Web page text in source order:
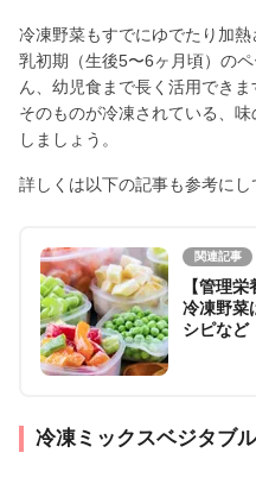
冷凍野菜もすでにゆでたり加
乳初期（生後5〜6ヶ月頃）の
ん、幼児食まで長く活用でき
そのものが冷凍されている、
しましょう。
詳しくは以下の記事も参考にし
関連記事
【管理
冷凍野菜
シピなど
冷凍ミックスベジタブ